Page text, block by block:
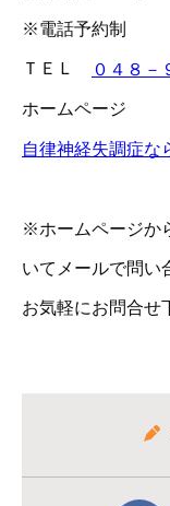
※電話予約制
ＴＥＬ ０４８－
ホームページ
自律神経失調症な
※ホームページか
いてメールで問い
お気軽にお問合せ